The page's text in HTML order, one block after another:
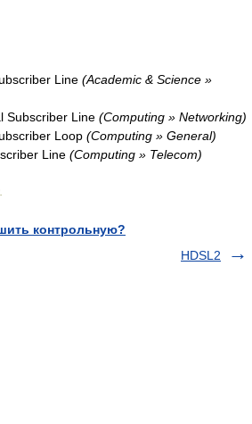
Line (Academic & Science »
Subscriber Line (Computing » Networking)
Loop (Computing » General)
Line (Computing » Telecom)
контрольную?
HDSL2